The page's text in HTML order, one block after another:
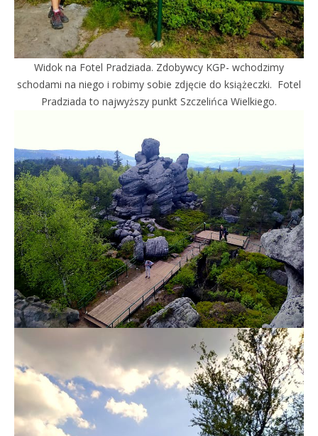
Widok na Fotel Pradziada. Zdobywcy KGP- wchodzimy
schodami na niego i robimy sobie zdjęcie do książeczki. Fotel
Pradziada to najwyższy punkt Szczelińca Wielkiego.